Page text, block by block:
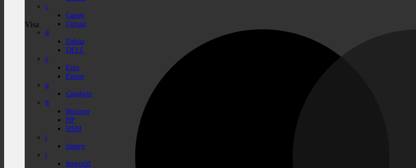
Visa
c
Canon
Corsair
d
Dahua
DELL
e
Eizo
Epson
g
Gigabyte
h
Horizon
HP
HSM
i
Inepro
j
Jetworld